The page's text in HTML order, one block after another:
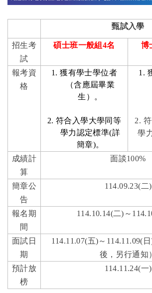
甄試入學
招生考
試
碩士班一般組 4名 博
報考資
格
1.獲有學士學位者
（含應屆畢業
生）。
2. 符合入學大學同等
學力認定標準(詳
簡章)。
1.
2.
學
成績計
算
面談100%
簡章公
告
114.09.23(二)
報名期
間
114.10.14(二) ～
面試日
期
114.11.07(五)～ 114.11.09( 日
後，另行通知）
預計放
榜
114.11.24(一)